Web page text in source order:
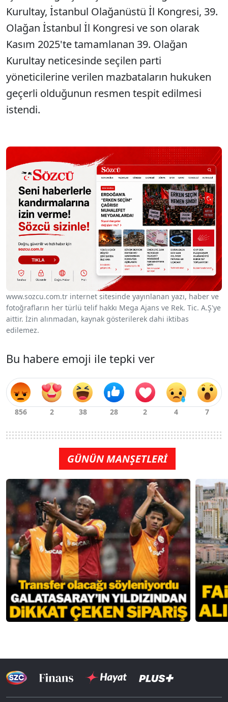
Kurultay, İstanbul Olağanüstü İl Kongresi, 39.
Olağan İstanbul İl Kongresi ve son olarak
Kasım 2025'te tamamlanan 39. Olağan
Kurultay neticesinde seçilen parti
yöneticilerine verilen mazbataların hukuken
geçerli olduğunun resmen tespit edilmesi
istendi.
www.sozcu.com.tr internet sitesinde yayınlanan yazı, haber ve
fotoğrafların her türlü telif hakkı Mega Ajans ve Rek. Tic. A.Ş'ye
aittir. İzin alınmadan, kaynak gösterilerek dahi iktibas
edilemez.
Bu habere emoji ile tepki ver
GÜNÜN MANŞETLERİ